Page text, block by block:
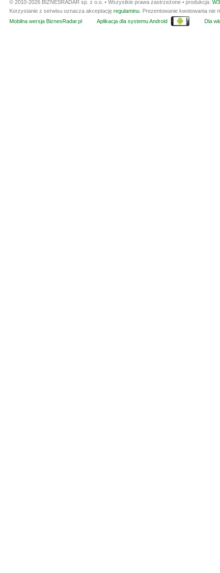
© 2010-2026 BIZNESRADAR sp. z o.o. • Wszystkie prawa zastrzeżone • produkcja:
Korzystanie z serwisu oznacza akceptację regulaminu . Prezentowanie kwotowania
Mobilna wersja BiznesRadar.pl
Aplikacja dla systemu Android Dla